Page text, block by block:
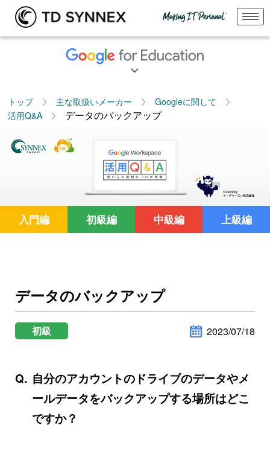
トップ 主な取扱いメーカー
Googleに関して
活用Q&A
データのバックアップ
入門編 初級編 中級編 上級編
データのバックアップ
初級 2023/07/18
自分のアカウントのドライブのデータやメ
ールデータをバックアップする場所はどこ
ですか？